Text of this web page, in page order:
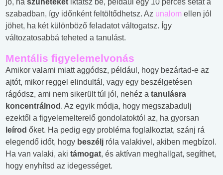
jó, ha szüneteket iktatsz be, például egy 10 perces sétát a
szabadban, így időnként feltöltődhetsz. Az unalom ellen jól
jöhet, ha két különböző feladatot váltogatsz. Így
változatosabbá teheted a tanulást.
Mentális figyelemelvonás
Amikor valami miatt aggódsz, például, hogy bezártad-e az
ajtót, mikor reggel elindultál, vagy egy beszélgetésen
rágódsz, ami nem sikerült túl jól, nehéz a tanulásra
koncentrálnod . Az egyik módja, hogy megszabadulj
ezektől a figyelemelterelő gondolatoktól az, ha gyorsan
leírod őket. Ha pedig egy probléma foglalkoztat, szánj rá
elegendő időt, hogy beszélj róla valakivel, akiben megbízol.
Ha van valaki, aki támogat, és aktívan meghallgat, segíthet,
hogy enyhítsd az idegességet.